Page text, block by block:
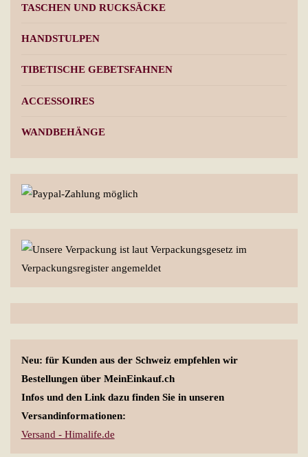
TASCHEN UND RUCKSÄCKE
HANDSTULPEN
TIBETISCHE GEBETSFAHNEN
ACCESSOIRES
WANDBEHÄNGE
Neu: für Kunden aus der Schweiz empfehlen wir
Bestellungen über MeinEinkauf.ch
Infos und den Link dazu finden Sie in unseren
Versandinformationen:
Versand - Himalife.de